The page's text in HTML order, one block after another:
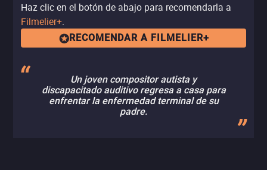
Haz clic en el botón de abajo para recomendarla a
Filmelier+.
RECOMENDAR A FILMELIER+
Un joven compositor autista y
discapacitado auditivo regresa a casa para
enfrentar la enfermedad terminal de su
padre.